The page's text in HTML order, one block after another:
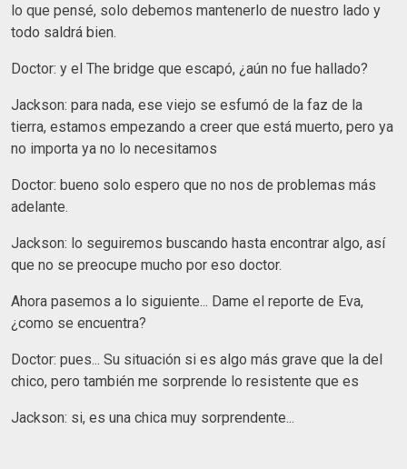
lo que pensé, solo debemos mantenerlo de nuestro lado y
todo saldrá bien.
Doctor: y el The bridge que escapó, ¿aún no fue hallado?
Jackson: para nada, ese viejo se esfumó de la faz de la
tierra, estamos empezando a creer que está muerto, pero ya
no importa ya no lo necesitamos
Doctor: bueno solo espero que no nos de problemas más
adelante.
Jackson: lo seguiremos buscando hasta encontrar algo, así
que no se preocupe mucho por eso doctor.
Ahora pasemos a lo siguiente... Dame el reporte de Eva,
¿como se encuentra?
Doctor: pues... Su situación si es algo más grave que la del
chico, pero también me sorprende lo resistente que es
Jackson: si, es una chica muy sorprendente...